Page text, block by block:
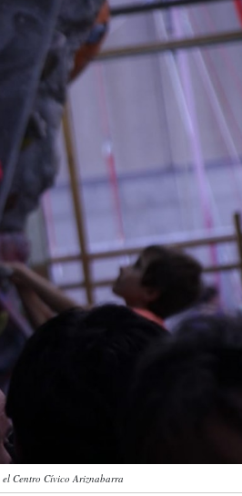
Centro Cívico Ariznabarra